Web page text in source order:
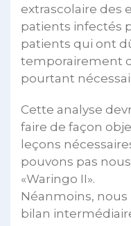
extrascolaire des
patients infectés
patients qui ont
temporairement
pourtant
Cette analyse
faire de façon
leçons
pouvons pas
«Waringo II».
Néanmoins,
bilan